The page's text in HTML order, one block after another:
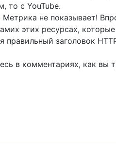
то с YouTube.
не показывает!
этих ресурсах,
заголовок
в комментариях, как вы